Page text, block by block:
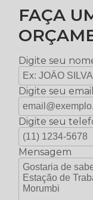
FAÇA
Digite seu
Digite seu email
Digite seu
Mensagem